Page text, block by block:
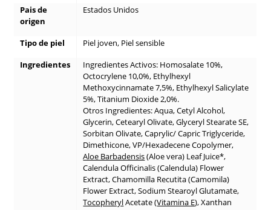
Pais de
origen
Estados Unidos
Tipo de piel
Piel joven, Piel sensible
Ingredientes
Ingredientes Activos: Homosalate 10%,
Octocrylene 10,0%, Ethylhexyl
Methoxycinnamate 7,5%, Ethylhexyl Salicylate
5%, Titanium Dioxide 2,0%.
Otros Ingredientes: Aqua, Cetyl Alcohol,
Glycerin, Cetearyl Olivate, Glyceryl Stearate SE,
Sorbitan Olivate, Caprylic/ Capric Triglyceride,
Dimethicone, VP/Hexadecene Copolymer,
Aloe Barbadensis(Aloe vera) Leaf Juice*,
Calendula Officinalis (Calendula) Flower
Extract, Chamomilla Recutita (Camomila)
Flower Extract, Sodium Stearoyl Glutamate,
TocopherylAcetate (Vitamina E), Xanthan